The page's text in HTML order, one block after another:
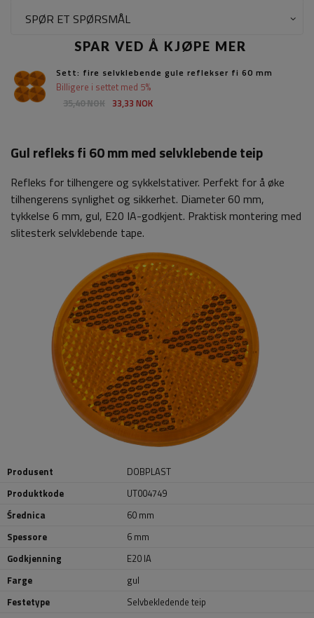
SPØR ET SPØRSMÅL
SPAR VED Å KJØPE MER
Sett: fire selvklebende gule reflekser fi 60 mm
35,40 NOK 33,33 NOK
Billigere i settet med 5%
Gul refleks fi 60 mm med selvklebende teip
Refleks for tilhengere og sykkelstativer. Perfekt for å øke
tilhengerens synlighet og sikkerhet. Diameter 60 mm,
tykkelse 6 mm, gul, E20 IA-godkjent. Praktisk montering med
slitesterk selvklebende tape.
Produsent
DOBPLAST
Produktkode
UT004749
Średnica
60 mm
Spessore
6 mm
Godkjenning
E20 IA
Farge
gul
Festetype
Selvbekledende teip